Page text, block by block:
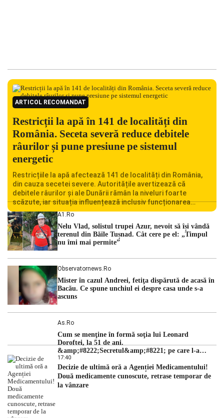
ARTICOL RECOMANDAT
Restricții la apă în 141 de localități din
România. Seceta severă reduce debitele
râurilor și pune presiune pe sistemul
energetic
Restricțiile la apă afectează 141 de localități din România,
din cauza secetei severe. Autoritățile avertizează că
debitele râurilor și ale Dunării rămân la niveluri foarte
scăzute, iar situația influențează inclusiv funcționarea
Centralei Nucleare de la Cernavodă. România se confruntă
cu una dintre cele mai dificile perioade din punct de vedere
hidrologic din ultimii ani. Lipsa […]
A1.ro
Nelu Vlad, solistul trupei Azur, nevoit să își vândă
terenul din Băile Tușnad. Cât cere pe el: „Timpul
nu îmi mai permite”
Observatornews.ro
Mister în cazul Andreei, fetiţa dispărută de acasă în
Bacău. Ce spune unchiul ei despre casa unde s-a
ascuns
As.ro
Cum se menţine în formă soţia lui Leonard
Doroftei, la 51 de ani.
&amp;#8222;Secretul&amp;#8221; pe care l-a
dezvăluit
17:40
Decizie de ultimă oră a Agenției Medicamentului!
Două medicamente cunoscute, retrase temporar de
la vânzare